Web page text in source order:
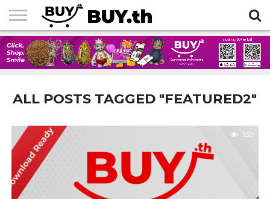
HOME
ARTICLES
ALL POSTS TAGGED "FEATURED2"
350